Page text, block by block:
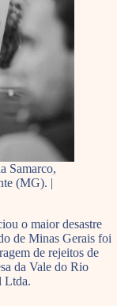
Samarco,
(MG). |
o maior desastre
de Minas Gerais foi
de rejeitos de
da Vale do Rio
Ltda.